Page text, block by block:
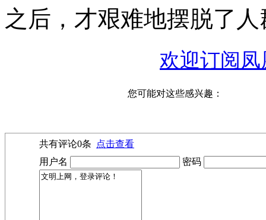
之后，才艰难地摆脱了人
欢迎订阅
您可能对这些感兴趣：
共有评论0条
点击查看
用户名
密码